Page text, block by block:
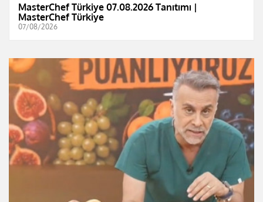
MasterChef Türkiye 07.08.2026 Tanıtımı |
MasterChef Türkiye
07/08/2026